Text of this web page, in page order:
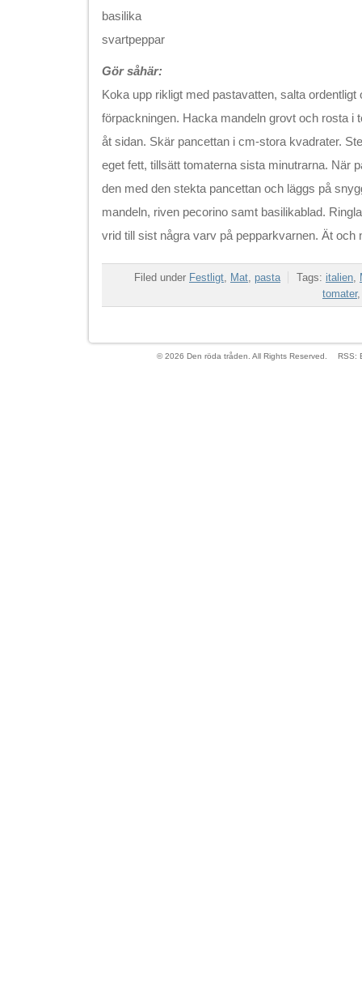
basilika
svartpeppar
Gör såhär:
Koka upp rikligt med pastavatten, salta ordentligt
förpackningen. Hacka mandeln grovt och rosta i
åt sidan. Skär pancettan i cm-stora kvadrater.
eget fett, tillsätt tomaterna sista minutrarna. När
den med den stekta pancettan och läggs på
mandeln, riven pecorino samt basilikablad.
vrid till sist några varv på pepparkvarnen. Ät och
Filed under Festligt, Mat, pasta Tags: italien,
tomater
© 2026 Den röda tråden. All Rights Reserved. RSS: